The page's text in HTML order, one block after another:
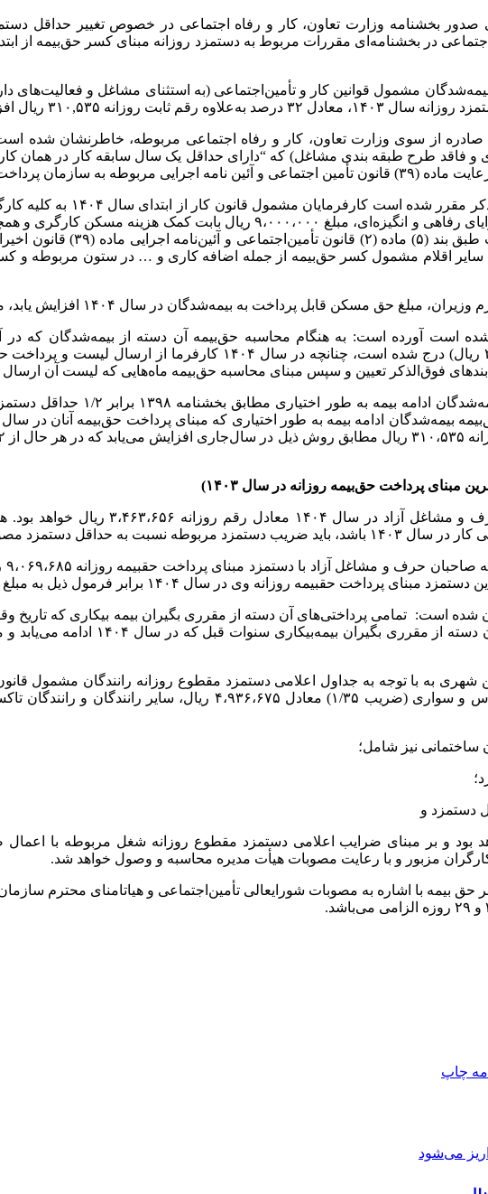
صدور بخشنامه وزارت تعاون، کار و رفاه اجتماعی در خصوص تغییر حداقل
قانون‌کار در سال ۱۴۰۴، سازمان تأمین‌اجتماعی در بخشنامه‌ای مقررات مربوط به دستمزد روزانه مبنای
۳۱۰,۵۳۵ ریال افزایش می‌یابد.
فاقد طرح طبقه بندی مشاغل) که “دارای حداقل یک سال سابقه کار در همان
همچنین با توجه به اینکه طبق
سایر اقلام مشمول کسر حق‌بیمه از جمله اضافه کاری و … در ستون مربوطه و
پرداخت به بیمه‌شدگان در سال ۱۴۰۴ افزایش یابد، مراتب مجدداً جهت اقدام اعلام خواهد شد.
شده است آورده است: به هنگام محاسبه حق‌بیمه آن دسته از بیمه‌شدگان که
۰۱/‏۰۱/‏۱۴۰۴‬ دستمزد آنان بیش از حداقل دستمزد روزانه (۳،۴۶۳،۶۵۶ ریال) درج
بندهای فوق‌الذکر تعیین و سپس مبنای محاسبه حق‌بیمه ماه‌هایی که لیست آن
در این بخشنامه با اشاره به این که
بر این اساس حداقل مبنای پرداخت حق‏بیمه
در سال ۱۴۰۴ رعایت شود.
به با توجه به جداول اعلامی دستمزد مقطوع روزانه رانندگان مشمول
نیز شامل؛
چاپ